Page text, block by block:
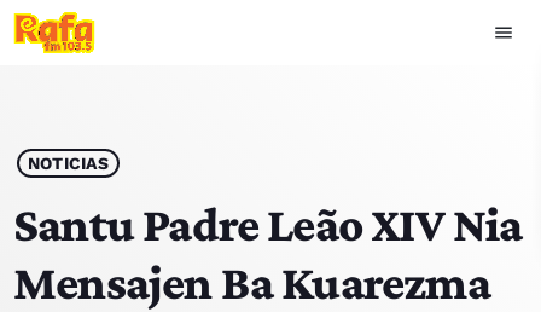
menu
play_arrow OUVIR RAFA
HOME
NOTICIAS
Santu Padre Leão XIV Nia
Mensajen Ba Kuarezma